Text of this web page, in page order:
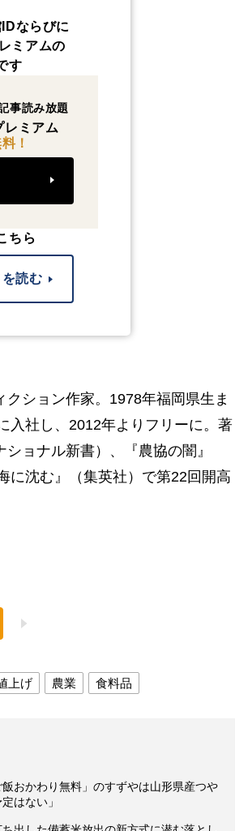
ならびに
ミアムの
す
事読み放題
レミアム
！
ちら
読む
ション作家。1978年福岡県生ま
入社し、2012年よりフリーに。著
ョナル新書）、『農協の闇』
に沈む』（集英社）で第22回開高
上げ 農業 食料品
おかわり無料」のすずやは山形県産つや
はない」